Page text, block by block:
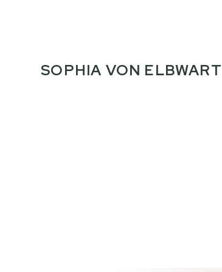
SOPHIA VON ELBWART